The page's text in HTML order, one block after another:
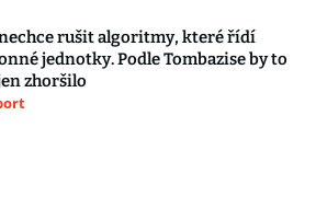
rušit algoritmy, které řídí
jednotky. Podle Tombazise by to
zhoršilo